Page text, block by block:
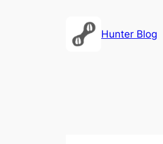
Hunter Blog